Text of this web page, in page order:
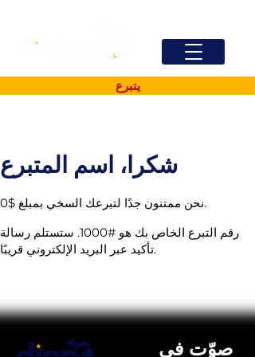
يتبرع
شكرا، اسم المتبرع
نحن ممتنون جدًا لتبرعك السخي بمبلغ $0.
رقم التبرع الخاص بك هو #1000. ستستلم رسالة
تأكيد عبر البريد الإلكتروني قريبًا.
صوّت في